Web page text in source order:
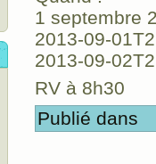
1 septembre
2013-09-
2013-09-
RV à 8h30
Publié dans